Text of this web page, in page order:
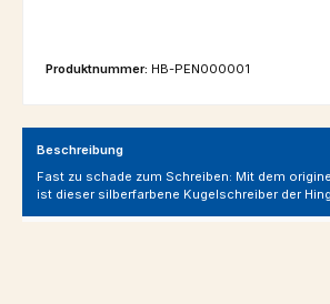
Produktnummer: HB-PEN000001
Beschreibung
Fast zu schade zum Schreiben: Mit dem
ist dieser silberfarbene Kugelschreiber der